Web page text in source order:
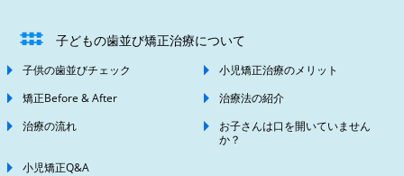
子どもの歯並び矯正治療について
子供の歯並びチェック
小児矯正治療のメリット
矯正Before & After
治療法の紹介
治療の流れ
お子さんは口を開いていません
か？
小児矯正Q&A